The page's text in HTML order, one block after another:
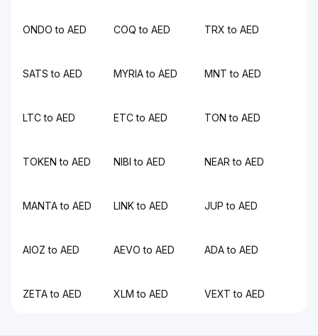
ONDO to AED COQ to AED TRX to AED
SATS to AED MYRIA to AED MNT to AED
LTC to AED ETC to AED TON to AED
TOKEN to AED NIBI to AED NEAR to AED
MANTA to AED LINK to AED JUP to AED
AIOZ to AED AEVO to AED ADA to AED
ZETA to AED XLM to AED VEXT to AED